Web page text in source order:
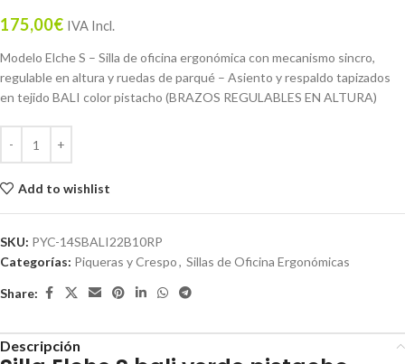
175,00€ IVA Incl.
Modelo Elche S – Silla de oficina ergonómica con mecanismo sincro,
regulable en altura y ruedas de parqué – Asiento y respaldo tapizados
en tejido BALI color pistacho (BRAZOS REGULABLES EN ALTURA)
Add to wishlist
SKU: PYC-14SBALI22B10RP
Categorías: Piqueras y Crespo, Sillas de Oficina Ergonómicas
Share:
Descripción